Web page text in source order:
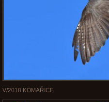
V/2018 KOMAŘICE